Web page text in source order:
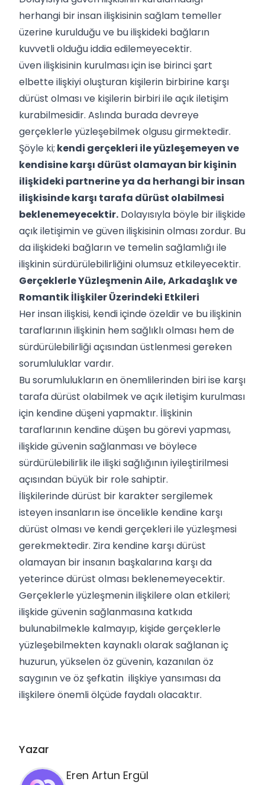
herhangi bir insan ilişkisinin sağlam temeller
üzerine kurulduğu ve bu ilişkideki bağların
kuvvetli olduğu iddia edilemeyecektir.
üven ilişkisinin kurulması için ise birinci şart
elbette ilişkiyi oluşturan kişilerin birbirine karşı
dürüst olması ve kişilerin birbiri ile açık iletişim
kurabilmesidir. Aslında burada devreye
gerçeklerle yüzleşebilmek olgusu girmektedir.
Şöyle ki; kendi gerçekleri ile yüzleşemeyen ve
kendisine karşı dürüst olamayan bir kişinin
ilişkideki partnerine ya da herhangi bir insan
ilişkisinde karşı tarafa dürüst olabilmesi
beklenemeyecektir. Dolayısıyla böyle bir ilişkide
açık iletişimin ve güven ilişkisinin olması zordur. Bu
da ilişkideki bağların ve temelin sağlamlığı ile
ilişkinin sürdürülebilirliğini olumsuz etkileyecektir.
Gerçeklerle Yüzleşmenin Aile, Arkadaşlık ve
Romantik İlişkiler Üzerindeki Etkileri
Her insan ilişkisi, kendi içinde özeldir ve bu ilişkinin
taraflarının ilişkinin hem sağlıklı olması hem de
sürdürülebilirliği açısından üstlenmesi gereken
sorumluluklar vardır.
Bu sorumlulukların en önemlilerinden biri ise karşı
tarafa dürüst olabilmek ve açık iletişim kurulması
için kendine düşeni yapmaktır. İlişkinin
taraflarının kendine düşen bu görevi yapması,
ilişkide güvenin sağlanması ve böylece
sürdürülebilirlik ile ilişki sağlığının iyileştirilmesi
açısından büyük bir role sahiptir.
İlişkilerinde dürüst bir karakter sergilemek
isteyen insanların ise öncelikle kendine karşı
dürüst olması ve kendi gerçekleri ile yüzleşmesi
gerekmektedir. Zira kendine karşı dürüst
olamayan bir insanın başkalarına karşı da
yeterince dürüst olması beklenemeyecektir.
Gerçeklerle yüzleşmenin ilişkilere olan etkileri;
ilişkide güvenin sağlanmasına katkıda
bulunabilmekle kalmayıp, kişide gerçeklerle
yüzleşebilmekten kaynaklı olarak sağlanan iç
huzurun, yükselen öz güvenin, kazanılan öz
saygının ve öz şefkatin ilişkiye yansıması da
ilişkilere önemli ölçüde faydalı olacaktır.
Yazar
Eren Artun Ergül